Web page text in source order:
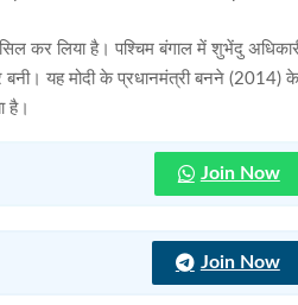
कर लिया है। पश्चिम बंगाल में शुभेंदु
बनी। यह मोदी के प्रधानमंत्री बनने (2014)
है।
Join Now
Join Now